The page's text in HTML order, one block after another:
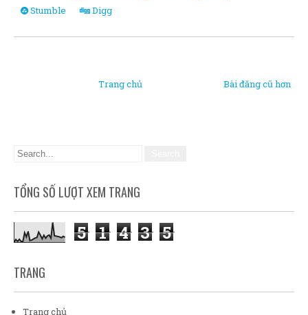
Stumble
Digg
Bài đăng cũ hơn
Trang chủ
TỔNG SỐ LƯỢT XEM TRANG
5 1 4 3 5
TRANG
Trang chủ